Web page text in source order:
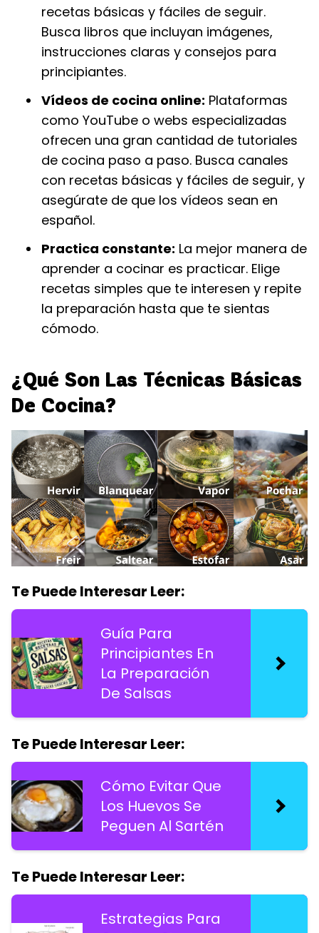
recetas básicas y fáciles de seguir.
Busca libros que incluyan imágenes,
instrucciones claras y consejos para
principiantes.
Vídeos de cocina online: Plataformas
como YouTube o webs especializadas
ofrecen una gran cantidad de tutoriales
de cocina paso a paso. Busca canales
con recetas básicas y fáciles de seguir, y
asegúrate de que los vídeos sean en
español.
Practica constante: La mejor manera de
aprender a cocinar es practicar. Elige
recetas simples que te interesen y repite
la preparación hasta que te sientas
cómodo.
¿Qué Son Las Técnicas Básicas
De Cocina?
Te Puede Interesar Leer:
Guía Para
Principiantes En
La Preparación
De Salsas
Te Puede Interesar Leer:
Cómo Evitar Que
Los Huevos Se
Peguen Al Sartén
Te Puede Interesar Leer:
Estrategias Para